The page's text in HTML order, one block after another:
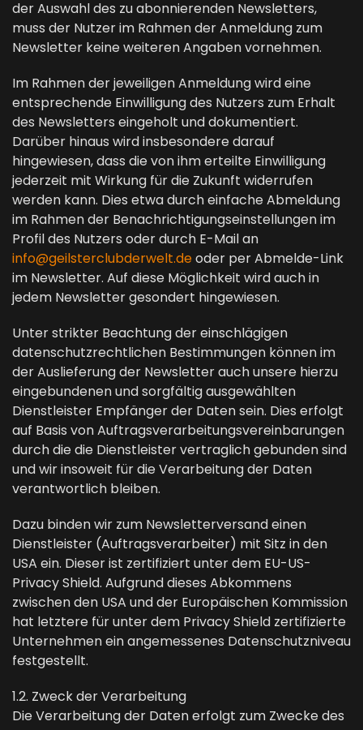
der Auswahl des zu abonnierenden Newsletters,
muss der Nutzer im Rahmen der Anmeldung zum
Newsletter keine weiteren Angaben vornehmen.
Im Rahmen der jeweiligen Anmeldung wird eine
entsprechende Einwilligung des Nutzers zum Erhalt
des Newsletters eingeholt und dokumentiert.
Darüber hinaus wird insbesondere darauf
hingewiesen, dass die von ihm erteilte Einwilligung
jederzeit mit Wirkung für die Zukunft widerrufen
werden kann. Dies etwa durch einfache Abmeldung
im Rahmen der Benachrichtigungseinstellungen im
Profil des Nutzers oder durch E-Mail an
info@geilsterclubderwelt.deoder per Abmelde-Link
im Newsletter. Auf diese Möglichkeit wird auch in
jedem Newsletter gesondert hingewiesen.
Unter strikter Beachtung der einschlägigen
datenschutzrechtlichen Bestimmungen können im
der Auslieferung der Newsletter auch unsere hierzu
eingebundenen und sorgfältig ausgewählten
Dienstleister Empfänger der Daten sein. Dies erfolgt
auf Basis von Auftragsverarbeitungsvereinbarungen
durch die die Dienstleister vertraglich gebunden sind
und wir insoweit für die Verarbeitung der Daten
verantwortlich bleiben.
Dazu binden wir zum Newsletterversand einen
Dienstleister (Auftragsverarbeiter) mit Sitz in den
USA ein. Dieser ist zertifiziert unter dem EU-US-
Privacy Shield. Aufgrund dieses Abkommens
zwischen den USA und der Europäischen Kommission
hat letztere für unter dem Privacy Shield zertifizierte
Unternehmen ein angemessenes Datenschutzniveau
festgestellt.
1.2. Zweck der Verarbeitung
Die Verarbeitung der Daten erfolgt zum Zwecke des